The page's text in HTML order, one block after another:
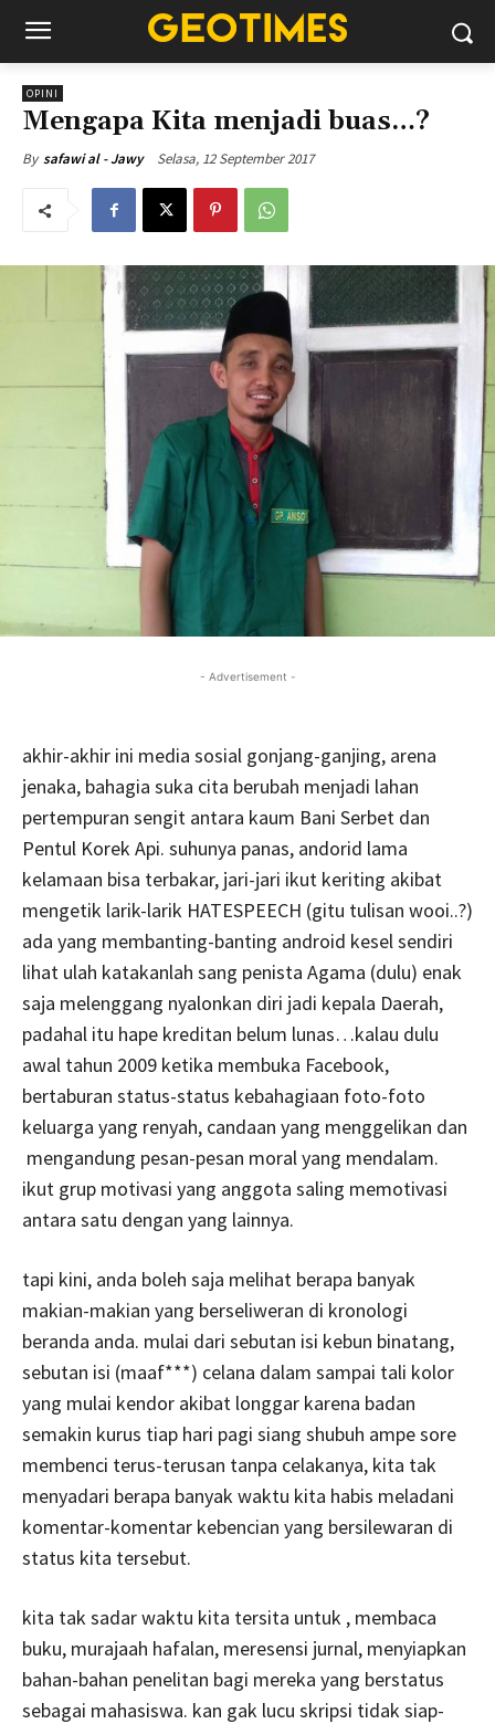
OPINI
Mengapa Kita menjadi buas…?
By safawi al - Jawy Selasa, 12 September 2017
- Advertisement -
akhir-akhir ini media sosial gonjang-ganjing, arena
jenaka, bahagia suka cita berubah menjadi lahan
pertempuran sengit antara kaum Bani Serbet dan
Pentul Korek Api. suhunya panas, andorid lama
kelamaan bisa terbakar, jari-jari ikut keriting akibat
mengetik larik-larik HATESPEECH (gitu tulisan wooi..?)
ada yang membanting-banting android kesel sendiri
lihat ulah katakanlah sang penista Agama (dulu) enak
saja melenggang nyalonkan diri jadi kepala Daerah,
padahal itu hape kreditan belum lunas…kalau dulu
awal tahun 2009 ketika membuka Facebook,
bertaburan status-status kebahagiaan foto-foto
keluarga yang renyah, candaan yang menggelikan dan
mengandung pesan-pesan moral yang mendalam.
ikut grup motivasi yang anggota saling memotivasi
antara satu dengan yang lainnya.
tapi kini, anda boleh saja melihat berapa banyak
makian-makian yang berseliweran di kronologi
beranda anda. mulai dari sebutan isi kebun binatang,
sebutan isi (maaf***) celana dalam sampai tali kolor
yang mulai kendor akibat longgar karena badan
semakin kurus tiap hari pagi siang shubuh ampe sore
membenci terus-terusan tanpa celakanya, kita tak
menyadari berapa banyak waktu kita habis meladani
komentar-komentar kebencian yang bersilewaran di
status kita tersebut.
kita tak sadar waktu kita tersita untuk , membaca
buku, murajaah hafalan, meresensi jurnal, menyiapkan
bahan-bahan penelitan bagi mereka yang berstatus
sebagai mahasiswa. kan gak lucu skripsi tidak siap-